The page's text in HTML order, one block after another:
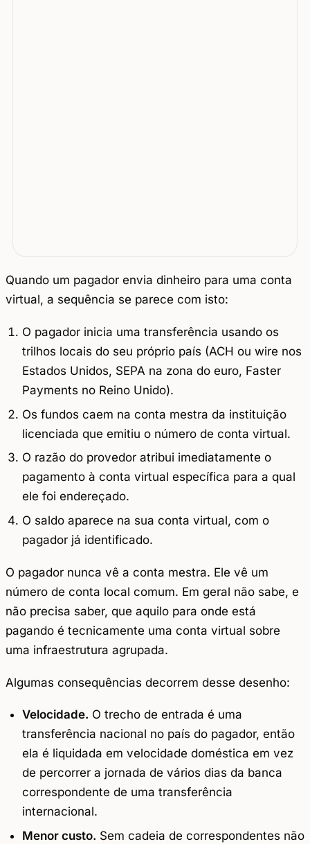
Quando um pagador envia dinheiro para uma conta
virtual, a sequência se parece com isto:
O pagador inicia uma transferência usando os
trilhos locais do seu próprio país (ACH ou wire nos
Estados Unidos, SEPA na zona do euro, Faster
Payments no Reino Unido).
Os fundos caem na conta mestra da instituição
licenciada que emitiu o número de conta virtual.
O razão do provedor atribui imediatamente o
pagamento à conta virtual específica para a qual
ele foi endereçado.
O saldo aparece na sua conta virtual, com o
pagador já identificado.
O pagador nunca vê a conta mestra. Ele vê um
número de conta local comum. Em geral não sabe, e
não precisa saber, que aquilo para onde está
pagando é tecnicamente uma conta virtual sobre
uma infraestrutura agrupada.
Algumas consequências decorrem desse desenho:
Velocidade. O trecho de entrada é uma
transferência nacional no país do pagador, então
ela é liquidada em velocidade doméstica em vez
de percorrer a jornada de vários dias da banca
correspondente de uma transferência
internacional.
Menor custo. Sem cadeia de correspondentes não